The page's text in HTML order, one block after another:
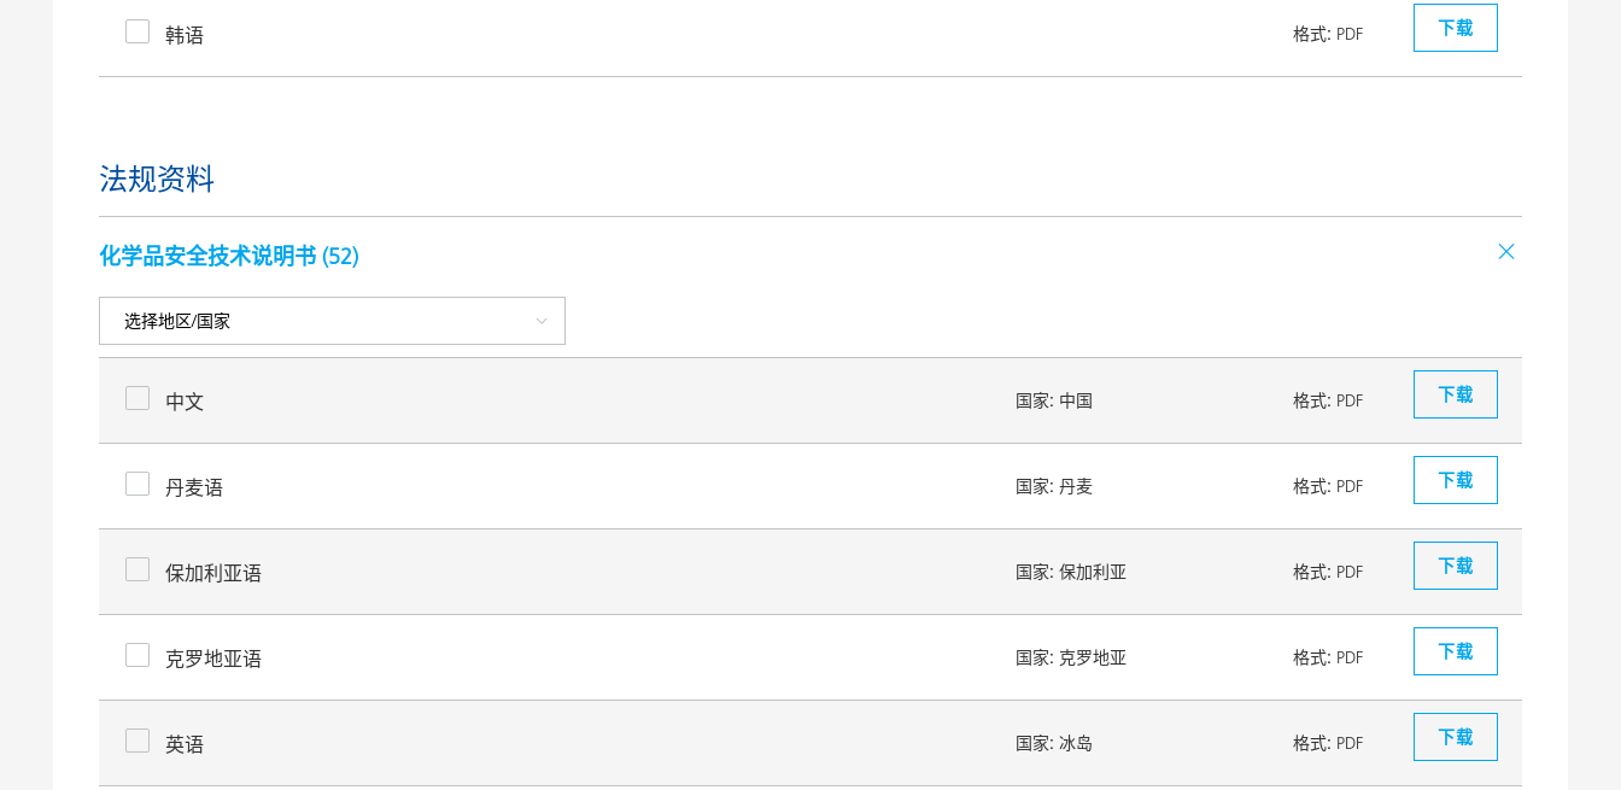
韩语 格式: PDF 下载
法规资料
化学品安全技术说明书 (52)
中文 国家: 中国 格式: PDF 下载
丹麦语 国家: 丹麦 格式: PDF 下载
保加利亚语 国家: 保加利亚 格式: PDF 下载
克罗地亚语 国家: 克罗地亚 格式: PDF 下载
英语 国家: 冰岛 格式: PDF 下载